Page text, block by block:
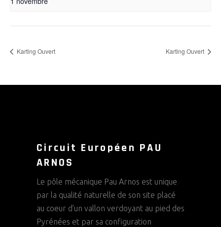
Karting Ouvert Karting Ouvert
Circuit Européen PAU
ARNOS
Le pôle mécanique Pau Arnos est unique
par la qualité naturelle de son site placé
au coeur d’un vallon verdoyant au pied des
Pyrénées et par sa configuration